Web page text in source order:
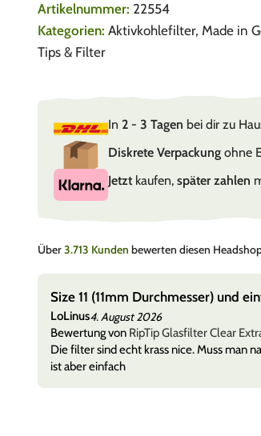
Artikelnummer: 22554
Kategorien: Aktivkohlefilter, Made in
Tips & Filter
In 2 - 3 Tagen bei dir zu
Diskrete Verpackungohne
Jetztkaufen, später zahlen
Über3.713 Kunden bewerten diesen
Size 11 (11mm Durchmesser) und
LoLinus4. August 2026
Bewertung von RipTip Glasfilter Clear
Die filter sind echt krass nice. Muss man
ist aber einfach